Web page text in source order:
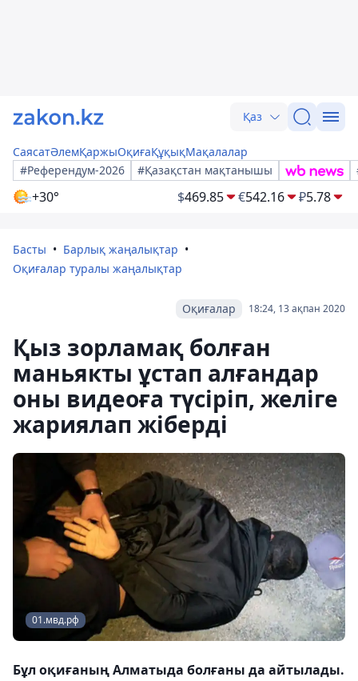
Қаз
СаясатӘлемҚаржыОқиғаҚұқықМақалалар
#Референдум-2026
#Қазақстан мақтанышы
+30° $469.85 €542.16 ₽5.78
Басты
Барлық жаңалықтар
Оқиғалар туралы жаңалықтар
18:24, 13 ақпан 2020
Оқиғалар
Қыз зорламақ болған
маньякты ұстап алғандар
оны видеоға түсіріп, желіге
жариялап жіберді
01.мвд.рф
Бұл оқиғаның Алматыда болғаны да айтылады.